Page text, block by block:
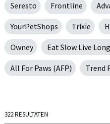
Seresto Frontline
YourPetShops Trixie
Owney Eat Slow Live
All For Paws (AFP) Trend
322 RESULTATEN